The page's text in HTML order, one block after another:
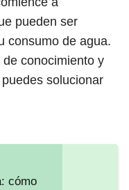
pueden ser
consumo de agua.
conocimiento y
solucionar
cómo